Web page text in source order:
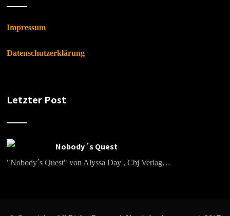
Impressum
Datenschutzerklärung
Letzter Post
Nobody´s Quest
"Nobody´s Quest" von Alyssa Day , Cbj Verlag…